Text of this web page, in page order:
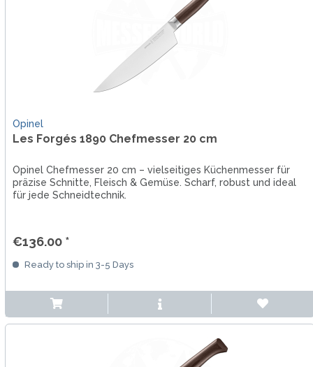
Opinel
Les Forgés 1890 Chefmesser 20 cm
Opinel Chefmesser 20 cm – vielseitiges Küchenmesser für
präzise Schnitte, Fleisch & Gemüse. Scharf, robust und ideal
für jede Schneidtechnik.
€136.00 *
Ready to ship in 3-5 Days